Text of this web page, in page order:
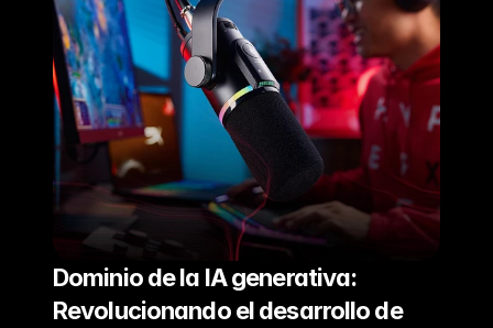
Dominio de la IA generativa:
Revolucionando el desarrollo de